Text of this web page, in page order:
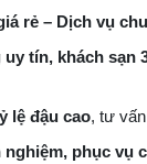
rẻ – Dịch vụ
uy tín, khách sạn
lệ đậu cao, tư
nghiệm, phục vụ